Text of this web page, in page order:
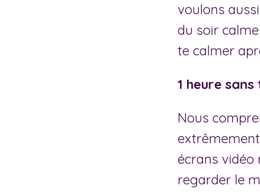
voulons
du soir
te calmer
1 heure
Nous
écrans vidéo
regarder le